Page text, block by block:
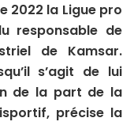
2022 la Ligue pro
responsable de
de Kamsar.
s’agit de lui
de la part de la
précise la